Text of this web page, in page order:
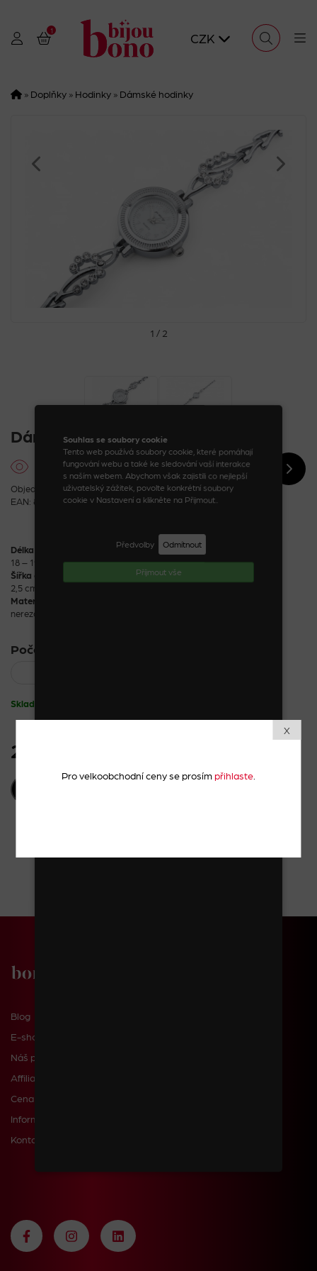
Souhlas se soubory cookie
Tento web používá soubory cookie, které pomáhají
fungování webu a také ke sledování vaší interakce
s naším webem. Abychom však zajistili co nejlepší
uživatelský zážitek, povolte konkrétní soubory
cookie v Nastavení a klikněte na Přijmout..
Předvolby Odmítnout
Příjmout vše
X
Pro velkoobchodní ceny se prosímpřihlaste
1
CZK
» Doplňky» Hodinky» Dámské hodinky
1 / 2
Dámské hodinky
Objednací kód: 16455_8_1
EAN: 8590888164557
Délka
18 – 19 cm
Šířka číselníku
2,5 cm
Materiál
nerezová ocel
Počet kusů:
Skladem
281 Kč
Blog
E-shop
Náš příběh
Affiliate
Cena dopravy a poštovného
Informace pro zákazníky
Kontakty